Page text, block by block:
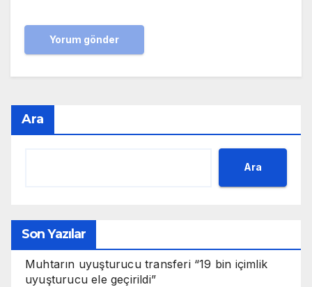
Ara
Ara
Son Yazılar
Muhtarın uyuşturucu transferi “19 bin içimlik
uyuşturucu ele geçirildi”